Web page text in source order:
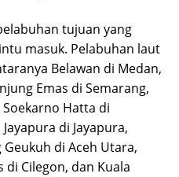
tujuan yang
masuk. Pelabuhan laut
Belawan di Medan,
Emas di Semarang,
Hatta di
di Jayapura,
di Aceh Utara,
di Cilegon, dan Kuala